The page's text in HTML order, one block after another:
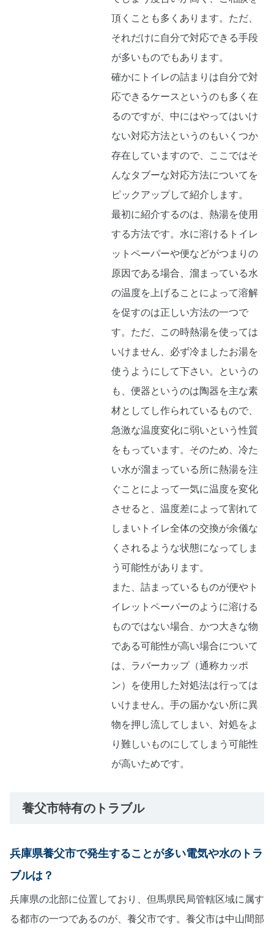
頂くことも多くあります。ただ、
それだけに自分で対応できる手段
が多いものでもあります。
確かにトイレの詰まりは自分で対
応できるケースというのも多く在
るのですが、中にはやってはいけ
ない対応方法というのもいくつか
存在していますので、ここではそ
んなタブーな対応方法についてを
ピックアップして紹介します。
最初に紹介するのは、熱湯を使用
する方法です。水に溶けるトイレ
ットペーパーや便などがつまりの
原因である場合、溜まっている水
の温度を上げることによって溶解
を促すのは正しい方法の一つで
す。ただ、この時熱湯を使っては
いけません、必ず冷ましたお湯を
使うようにして下さい。というの
も、便器というのは陶器を主な素
材としてし作られているもので、
急激な温度変化に弱いという性質
をもっています。そのため、冷た
い水が溜まっている所に熱湯を注
ぐことによって一気に温度を変化
させると、温度差によって割れて
しまいトイレ全体の交換が余儀な
くされるような状態になってしま
う可能性があります。
また、詰まっているものが便やト
イレットペーパーのように溶ける
ものではない場合、かつ大きな物
である可能性が高い場合について
は、ラバーカップ（通称カッポ
ン）を使用した対処法は行っては
いけません。手の届かない所に異
物を押し流してしまい、対処をよ
り難しいものにしてしまう可能性
が高いためです。
養父市特有のトラブル
兵庫県養父市で発生することが多い電気や水のトラ
ブルは？
兵庫県の北部に位置しており、但馬県民局管轄区域に属す
る都市の一つであるのが、養父市です。養父市は中山間部